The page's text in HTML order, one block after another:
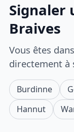
Signaler
Braives
Vous êtes
directement à
Burdinne
Hannut